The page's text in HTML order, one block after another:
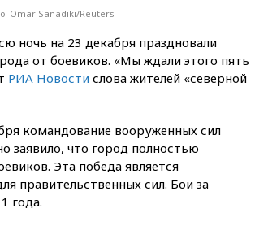
Omar Sanadiki/Reuters
ночь на 23 декабря праздновали
от боевиков. «Мы ждали этого пять
РИА Новости слова жителей «северной
командование вооруженных сил
заявило, что город полностью
Эта победа является
правительственных сил. Бои за
года.